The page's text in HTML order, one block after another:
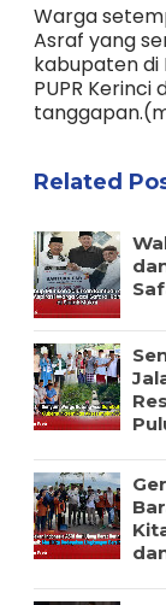
Warga
Asraf yang
kabupaten di
PUPR
Related